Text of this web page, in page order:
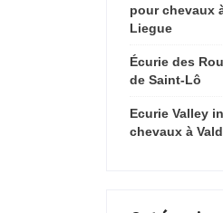
pour chevaux
Liegue
Écurie des
de Saint-Lô
Ecurie Valley
chevaux à